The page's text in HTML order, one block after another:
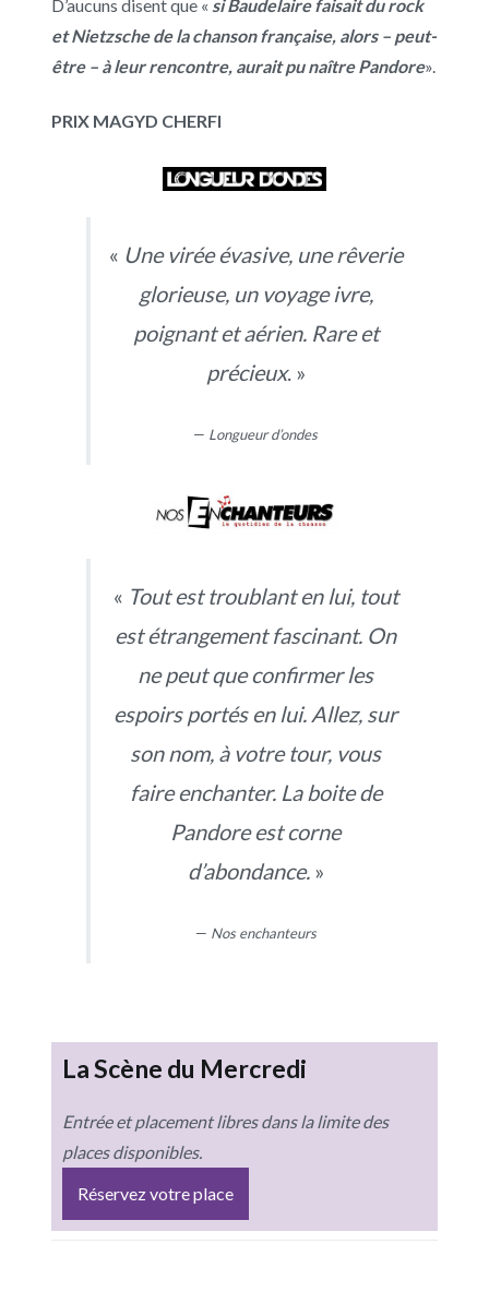
D’aucuns disent que « si Baudelaire faisait du rock
et Nietzsche de la chanson française, alors – peut-
être – à leur rencontre, aurait pu naître Pandore».
PRIX MAGYD CHERFI
« Une virée évasive, une rêverie
glorieuse, un voyage ivre,
poignant et aérien. Rare et
précieux. »
— Longueur d’ondes
« Tout est troublant en lui, tout
est étrangement fascinant. On
ne peut que confirmer les
espoirs portés en lui. Allez, sur
son nom, à votre tour, vous
faire enchanter. La boite de
Pandore est corne
d’abondance.»
— Nos enchanteurs
La Scène du Mercredi
Entrée et placement libres dans la limite des
places disponibles.
Réservez votre place